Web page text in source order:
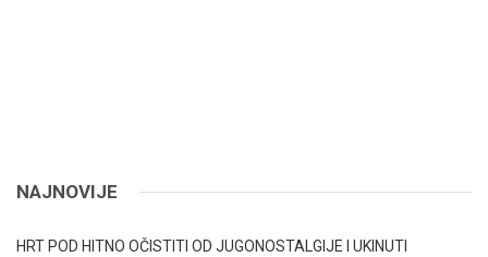
NAJNOVIJE
HRT POD HITNO OČISTITI OD JUGONOSTALGIJE I UKINUTI